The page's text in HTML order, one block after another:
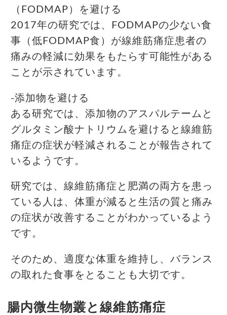
（FODMAP）を避ける
2017年の研究では、FODMAPの少ない食
事（低FODMAP食）が線維筋痛症患者の
痛みの軽減に効果をもたらす可能性がある
ことが示されています。
-添加物を避ける
ある研究では、添加物のアスパルテームと
グルタミン酸ナトリウムを避けると線維筋
痛症の症状が軽減されることが報告されて
いるようです。
研究では、線維筋痛症と肥満の両方を患っ
ている人は、体重が減ると生活の質と痛み
の症状が改善することがわかっているよう
です。
そのため、適度な体重を維持し、バランス
の取れた食事をとることも大切です。
腸内微生物叢と線維筋痛症